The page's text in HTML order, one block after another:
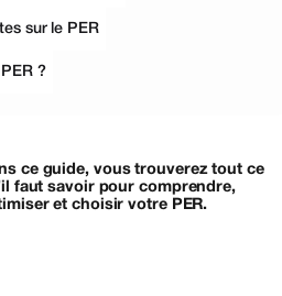
sur le PER
?
ce guide, vous trouverez tout ce
faut savoir pour comprendre,
et choisir votre PER.